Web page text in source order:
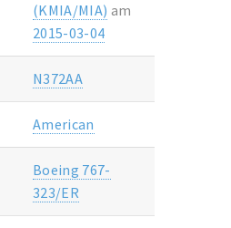
(KMIA/MIA) am
2015-03-04
N372AA
American
Boeing 767-
323/ER